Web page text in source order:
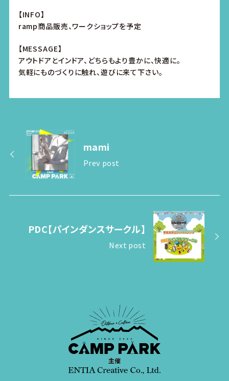
【INFO】
ramp商品販売、ワークショップを予定
【MESSAGE】
アウトドアとインドア、どちらもより豊かに、快適に。
気軽にものづくりに触れ、遊びに来て下さい。
mami
Prev post
PDC【パインダンスサークル】
Next post
主催